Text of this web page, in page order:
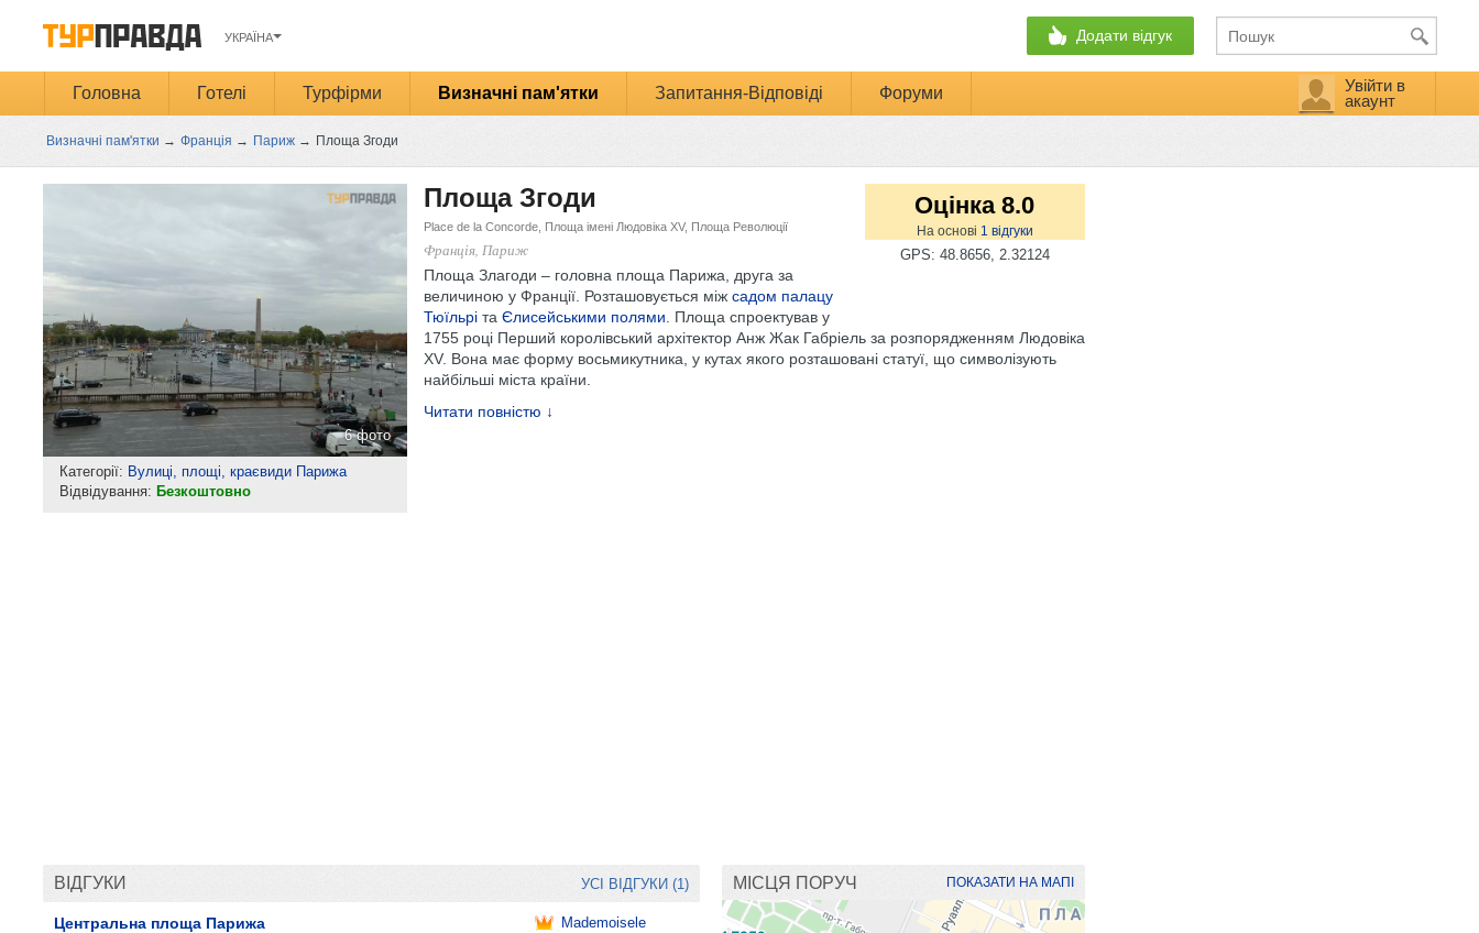
УКРАЇНА Додати відгук
Головна Готелі Турфірми Визначні пам'ятки Запитання-Відповіді Форуми
Увійти в
акаунт
Визначні пам'ятки → Франція → Париж → Площа Згоди
6 фото
Категорії: Вулиці, площі, краєвиди Парижа
Відвідування: Безкоштовно
Оцінка 8.0
На основі 1 відгуки
GPS: 48.8656, 2.32124
Площа Згоди
Place de la Concorde, Площа імені Людовіка XV, Площа Революції
Франція, Париж
Площа Злагоди – головна площа Парижа, друга за
величиною у Франції. Розташовується між садом палацу
Тюїльріта Єлисейськими полями . Площа спроектував у
1755 році Перший королівський архітектор Анж Жак Габріель за розпорядженням Людовіка
XV. Вона має форму восьмикутника, у кутах якого розташовані статуї, що символізують
найбільші міста країни.
Читати повністю ↓
ВІДГУКИ УСІ ВІДГУКИ (1)
Mademoisele
Центральна площа Парижа
МІСЦЯ ПОРУЧ ПОКАЗАТИ НА МАПІ